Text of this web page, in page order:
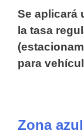
Se aplicará
la tasa
para
Zona